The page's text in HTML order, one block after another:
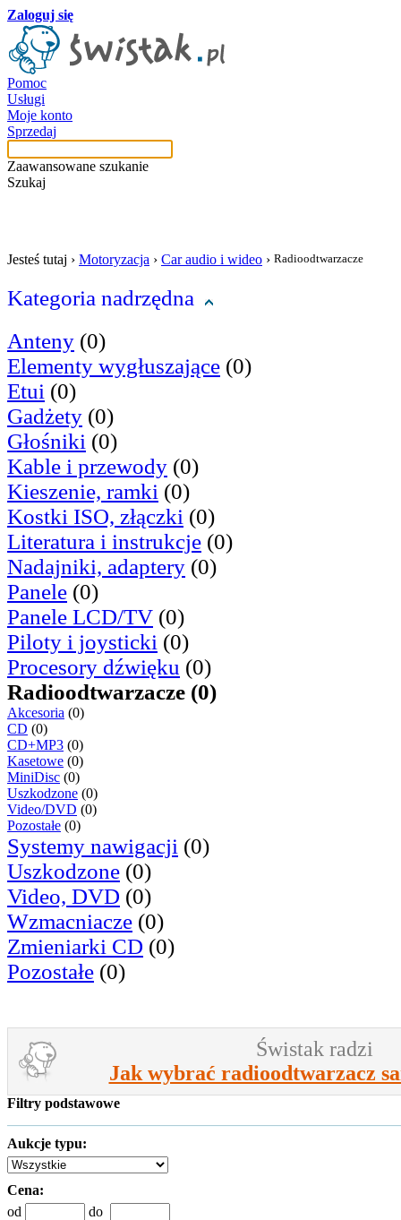
Zaloguj się
Pomoc
Usługi
Moje konto
Sprzedaj
Zaawansowane szukanie
Szukaj
Jesteś tutaj › Motoryzacja › Car audio i wideo › Radioodtwarzacze
Kategoria nadrzędna
Anteny (0)
Elementy wygłuszające (0)
Etui (0)
Gadżety (0)
Głośniki (0)
Kable i przewody (0)
Kieszenie, ramki (0)
Kostki ISO, złączki (0)
Literatura i instrukcje (0)
Nadajniki, adaptery (0)
Panele (0)
Panele LCD/TV (0)
Piloty i joysticki (0)
Procesory dźwięku (0)
Radioodtwarzacze (0)
Akcesoria (0)
CD (0)
CD+MP3 (0)
Kasetowe (0)
MiniDisc (0)
Uszkodzone (0)
Video/DVD (0)
Pozostałe (0)
Systemy nawigacji (0)
Uszkodzone (0)
Video, DVD (0)
Wzmacniacze (0)
Zmieniarki CD (0)
Pozostałe (0)
Świstak radzi
Jak wybrać radioodtwarzacz
Filtry podstawowe
Aukcje typu:
Cena:
od
do